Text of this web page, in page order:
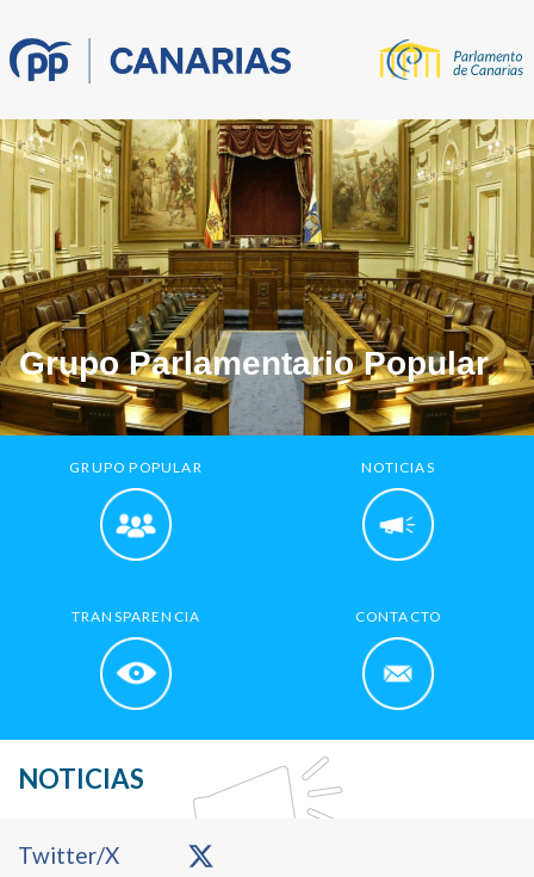
Grupo Parlamentario Popular
GRUPO POPULAR NOTICIAS
TRANSPARENCIA CONTACTO
NOTICIAS
Primary
Twitter/X